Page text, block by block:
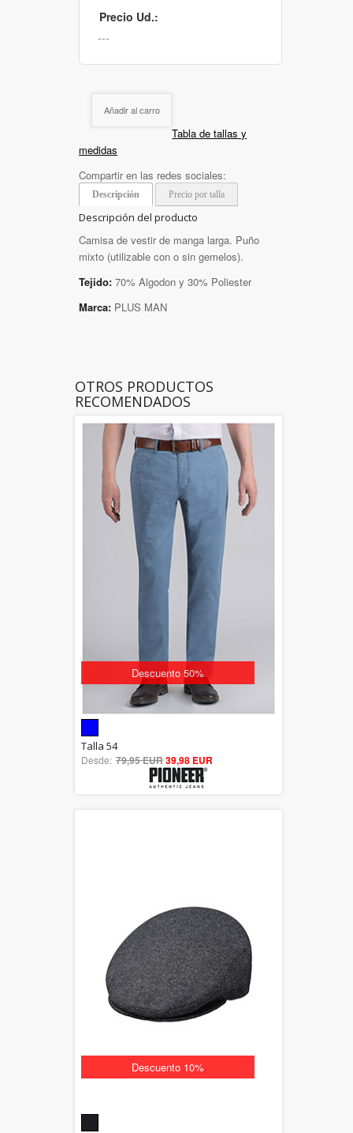
Precio Ud.:
Añadir al carro
Tabla de tallas y
medidas
Compartir en las redes sociales:
Descripción Precio por talla
Descripción del producto
Camisa de vestir de manga larga. Puño
mixto (utilizable con o sin gemelos).
Tejido: 70% Algodon y 30% Poliester
Marca: PLUS MAN
OTROS PRODUCTOS
RECOMENDADOS
Descuento 50%
out of 5
Talla 54
Desde: 79,95 EUR39,98 EUR
Descuento 10%